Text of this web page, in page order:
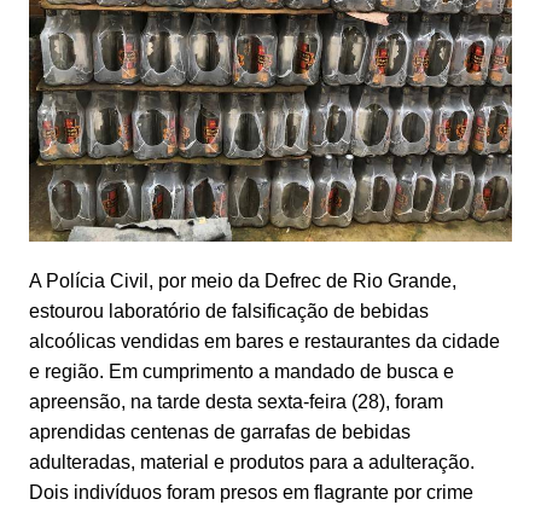
A Polícia Civil, por meio da Defrec de Rio Grande,
estourou laboratório de falsificação de bebidas
alcoólicas vendidas em bares e restaurantes da cidade
e região. Em cumprimento a mandado de busca e
apreensão, na tarde desta sexta-feira (28), foram
aprendidas centenas de garrafas de bebidas
adulteradas, material e produtos para a adulteração.
Dois indivíduos foram presos em flagrante por crime